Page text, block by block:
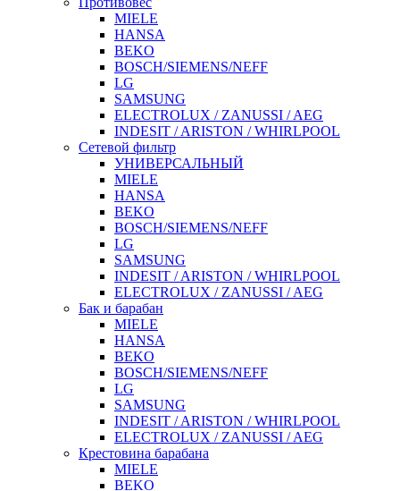
MIELE
HANSA
BEKO
BOSCH/SIEMENS/NEFF
LG
SAMSUNG
ELECTROLUX / ZANUSSI / AEG
INDESIT / ARISTON / WHIRLPOOL
Сетевой фильтр
УНИВЕРСАЛЬНЫЙ
MIELE
HANSA
BEKO
BOSCH/SIEMENS/NEFF
LG
SAMSUNG
INDESIT / ARISTON / WHIRLPOOL
ELECTROLUX / ZANUSSI / AEG
Бак и барабан
MIELE
HANSA
BEKO
BOSCH/SIEMENS/NEFF
LG
SAMSUNG
INDESIT / ARISTON / WHIRLPOOL
ELECTROLUX / ZANUSSI / AEG
Крестовина барабана
MIELE
BEKO